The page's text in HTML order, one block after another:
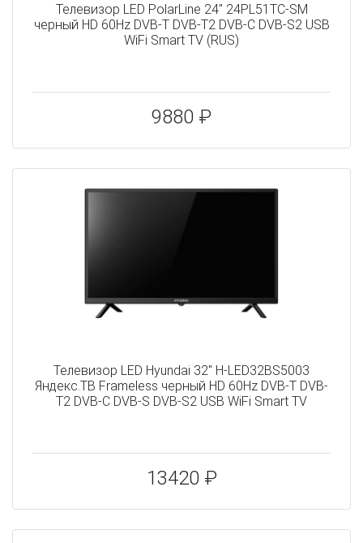
Телевизор LED PolarLine 24" 24PL51TC-SM
черный HD 60Hz DVB-T DVB-T2 DVB-C DVB-S2 USB
WiFi Smart TV (RUS)
9880 ₽
Телевизор LED Hyundai 32" H-LED32BS5003
Яндекс.ТВ Frameless черный HD 60Hz DVB-T DVB-
T2 DVB-C DVB-S DVB-S2 USB WiFi Smart TV
13420 ₽